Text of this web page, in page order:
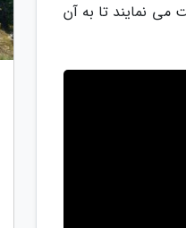
می نمایند تا به آن